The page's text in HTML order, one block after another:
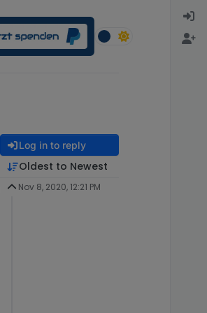
Log in to reply
Oldest to Newest
Nov 8, 2020, 12:21 PM